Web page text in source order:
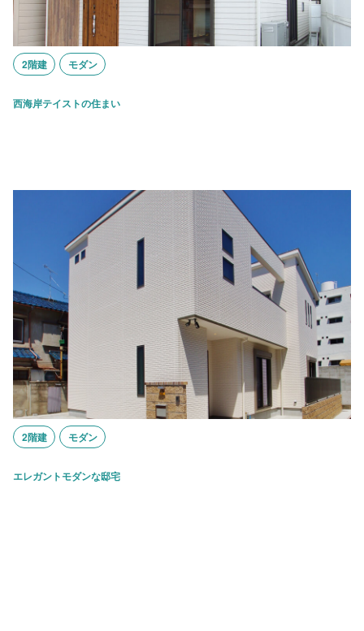
2階建 モダン
西海岸テイストの住まい
2階建 モダン
エレガントモダンな邸宅